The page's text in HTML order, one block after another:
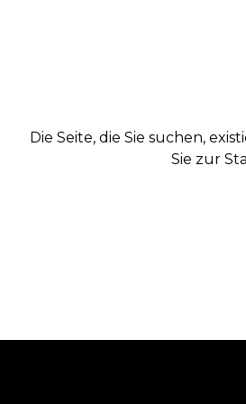
Die Seite, die Sie suchen,
Sie zur